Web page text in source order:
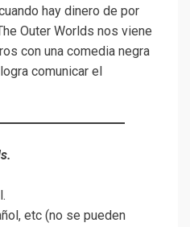
hay dinero de por
Outer Worlds nos viene
con una comedia negra
comunicar el
etc (no se pueden